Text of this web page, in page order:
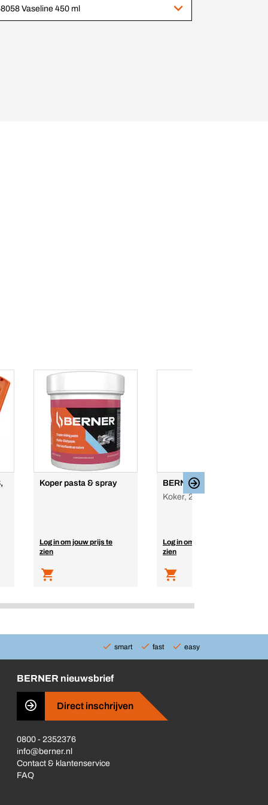
Vaseline 450 ml
Koper pasta & spray
Log in om jouw prijs te
zien
BERNERfix Raam
Koker, 290 ml
Log in om jouw prijs te
zien
smart fast easy
BERNER nieuwsbrief
Direct inschrijven
0800 - 2352376
info@berner.nl
Contact & klantenservice
FAQ